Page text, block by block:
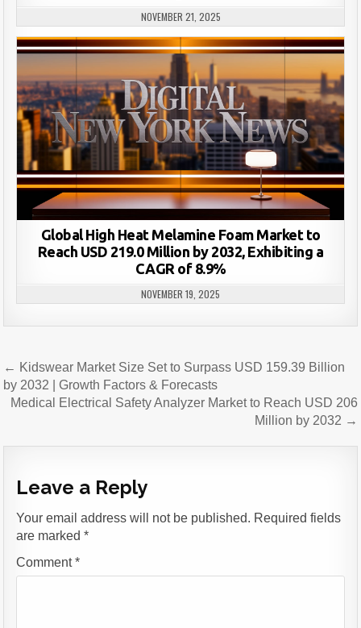
NOVEMBER 21, 2025
Global High Heat Melamine Foam Market to
Reach USD 219.0 Million by 2032, Exhibiting a
CAGR of 8.9%
NOVEMBER 19, 2025
Post
navigation
← Kidswear Market Size Set to Surpass USD 159.39 Billion
by 2032 | Growth Factors & Forecasts
Medical Electrical Safety Analyzer Market to Reach USD 206
Million by 2032 →
Leave a Reply
Your email address will not be published. Required fields
are marked*
Comment*